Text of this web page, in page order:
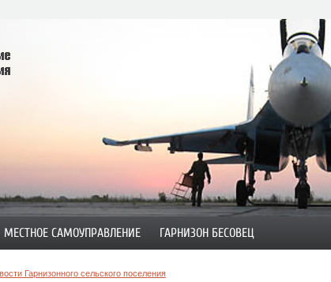
МЕСТНОЕ САМОУПРАВЛЕНИЕ ГАРНИЗОН БЕСОВЕЦ
Гарнизонного сельского поселения